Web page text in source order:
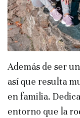
Además de ser
así que resulta
en familia.
entorno que la